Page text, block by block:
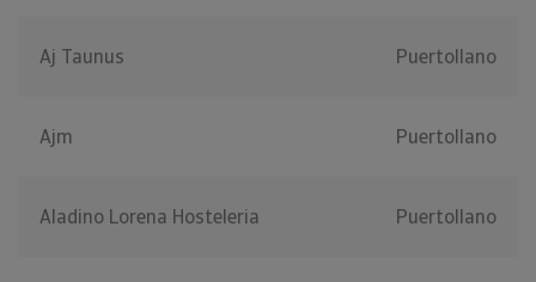
Aj Taunus Puertollano
Ajm Puertollano
Aladino Lorena Hosteleria Puertollano